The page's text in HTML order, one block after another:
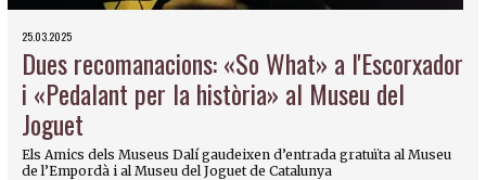
25.03.2025
Dues recomanacions: «So What» a l'Escorxador
i «Pedalant per la història» al Museu del
Joguet
Els Amics dels Museus Dalí gaudeixen d’entrada gratuïta al Museu
de l’Empordà i al Museu del Joguet de Catalunya